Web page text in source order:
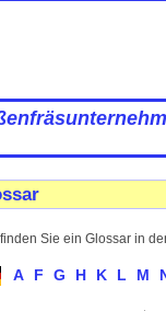
Sie ein Glossar in
A F G H K L M